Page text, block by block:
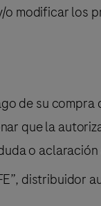
o modificar los
de su
que la
o
distribuidor